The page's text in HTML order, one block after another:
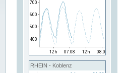
RHEIN - Koblenz